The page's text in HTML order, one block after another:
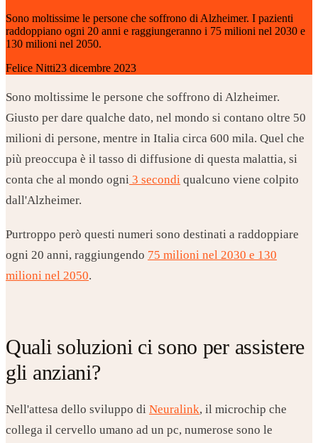
Sono moltissime le persone che soffrono di Alzheimer. I pazienti
raddoppiano ogni 20 anni e raggiungeranno i 75 milioni nel 2030 e
130 milioni nel 2050.
Felice Nitti23 dicembre 2023
Sono moltissime le persone che soffrono di Alzheimer.
Giusto per dare qualche dato, nel mondo si contano oltre 50
milioni di persone, mentre in Italia circa 600 mila. Quel che
più preoccupa è il tasso di diffusione di questa malattia, si
conta che al mondo ogni 3 secondi qualcuno viene colpito
dall'Alzheimer.
Purtroppo però questi numeri sono destinati a raddoppiare
ogni 20 anni, raggiungendo 75 milioni nel 2030 e 130
milioni nel 2050.
Quali soluzioni ci sono per assistere
gli anziani?
Nell'attesa dello sviluppo di Neuralink, il microchip che
collega il cervello umano ad un pc, numerose sono le